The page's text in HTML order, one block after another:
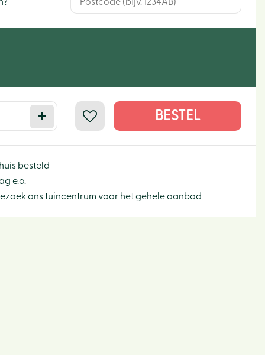
besteld
e.o.
ons tuincentrum voor het gehele aanbod